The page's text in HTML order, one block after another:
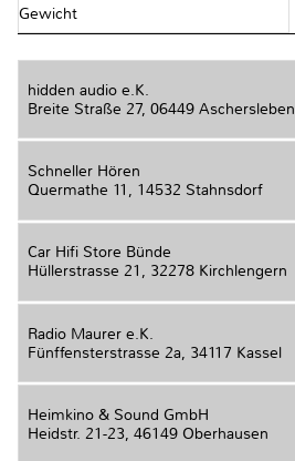
Gewicht
hidden audio e.K.
Breite Straße 27, 06449 Aschersleben
Schneller Hören
Quermathe 11, 14532 Stahnsdorf
Car Hifi Store Bünde
Hüllerstrasse 21, 32278 Kirchlengern
Radio Maurer e.K.
Fünffensterstrasse 2a, 34117 Kassel
Heimkino & Sound GmbH
Heidstr. 21-23, 46149 Oberhausen